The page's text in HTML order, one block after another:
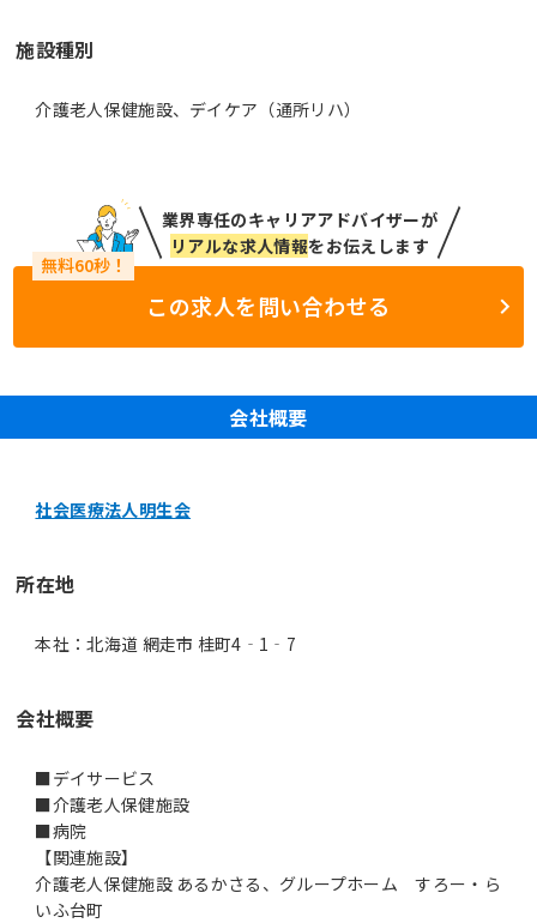
施設種別
介護老人保健施設、デイケア（通所リハ）
業界専任のキャリアアドバイザーが
リアルな求人情報をお伝えします
この求人を問い合わせる
会社概要
社会医療法人明生会
所在地
本社：北海道 網走市 桂町4‐1‐7
会社概要
■デイサービス
■介護老人保健施設
■病院
【関連施設】
介護老人保健施設 あるかさる、グループホーム すろー・ら
いふ台町